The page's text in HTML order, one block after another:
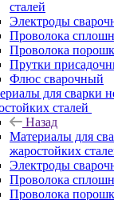
сталей
Электроды
Проволока
Проволока
Прутки
Флюс сварочный
для сварки
сталей
Назад
Материалы для
жаростойких
Электроды
Проволока
Проволока